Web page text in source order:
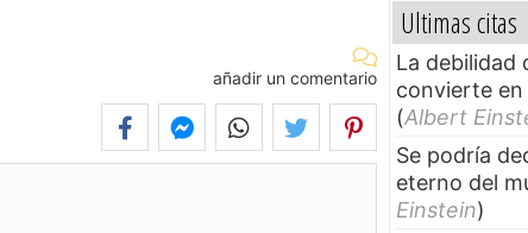
añadir un comentario
Ultimas citas
La debilidad
convierte en
(Albert
Se podría
eterno del
Einstein)